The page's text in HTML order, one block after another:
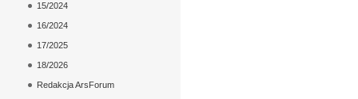
15/2024
16/2024
17/2025
18/2026
Redakcja ArsForum